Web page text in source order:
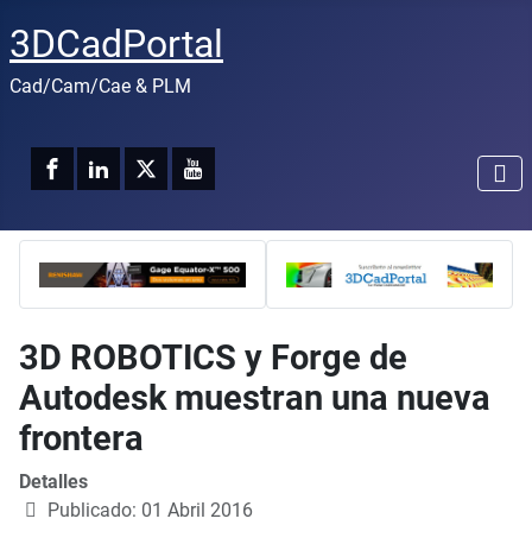
3DCadPortal
Cad/Cam/Cae & PLM
3D ROBOTICS y Forge de
Autodesk muestran una nueva
frontera
Detalles
Publicado: 01 Abril 2016